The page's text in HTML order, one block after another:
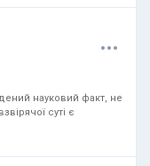
...
науковий факт, не
суті є